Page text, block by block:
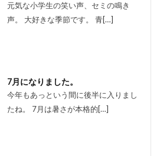
元気な小学生の笑い声、セミの鳴き
声。 大好きな季節です。 青[…]
7月になりました。
今年もあっという間に後半に入りまし
たね。 7月は暑さが本格的[…]